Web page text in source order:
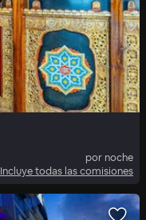
por noche
Incluye todas las comisiones